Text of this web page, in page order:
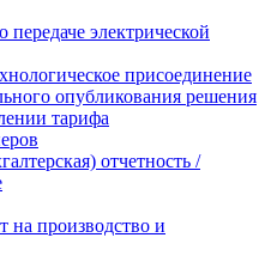
электрической
присоединение
опубликования решения
тарифа
отчетность /
на производство и